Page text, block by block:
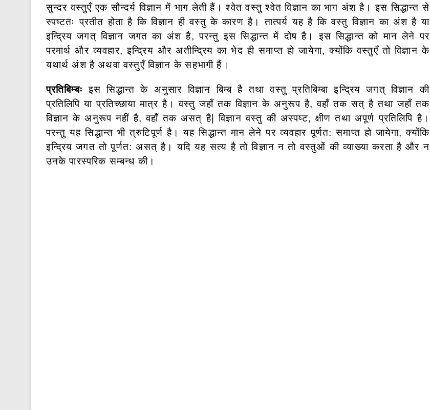
सुन्दर वस्तुएँ एक सौन्दर्य विज्ञान में भाग लेती हैं। श्वेत वस्तु श्वेत विज्ञान का भाग अंश है। इस सिद्धान्त से
स्पष्टतः प्रतीत होता है किविज्ञान ही वस्तु के कारण है। तात्पर्य यह है कि वस्तु विज्ञान का अंश है या
इन्द्रिय जगत् विज्ञान जगत का अंश है, परन्तु इस सिद्धान्त में दोष है। इस सिद्धान्त को मान लेने पर
परमार्थ और व्यवहार, इन्द्रिय और अतीन्द्रिय का भेद ही समाप्त हो जायेगा, क्योंकि वस्तुएँ तो विज्ञान के
यथार्थ अंश है अथवा वस्तुएँ विज्ञान के सहभागी हैं।
प्रतिबिम्बः इस सिद्धान्त के अनुसार विज्ञान बिम्ब है तथा वस्तु प्रतिबिम्बा इन्द्रिय जगत् विज्ञान की
प्रतिलिपि या प्रतिच्छाया मात्र है। वस्तु जहाँ तक विज्ञान के अनुरूप है, वहाँ तक सत् है तथा जहाँ तक
विज्ञान के अनुरूप नहीं है, वहाँ तक असत् है| विज्ञान वस्तु की अस्पष्ट, क्षीण तथा अपूर्ण प्रतिलिपि है।
परन्तु यह सिद्धान्त भी त्रुटिपूर्ण है। यह सिद्धान्त मान लेने पर व्यवहार पूर्णत: समाप्त हो जायेगा, क्योंकि
इन्द्रिय जगत तो पूर्णत: असत् है। यदि यह सत्य है तो विज्ञान न तो वस्तुओं की व्याख्या करता है और न
उनके पारस्परिक सम्बन्ध की।